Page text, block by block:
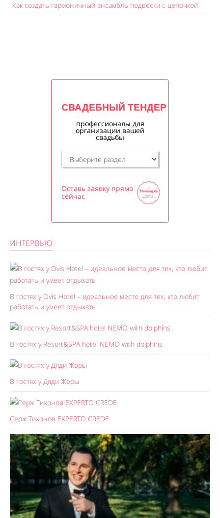
Как создать гармоничный ансамбль подвески с цепочкой
СВАДЕБНЫЙ ТЕНДЕР
профессионалы для
организации вашей
свадьбы
Оставь заявку прямо
сейчас
ИНТЕРВЬЮ
В гостях у Ovis Hotel – идеальное место для тех, кто любит
работать и умеет отдыхать
В гостях у Resort&SPA hotel NEMO with dolphins
В гостях у Дяди Жоры
Серж Тихонов EXPERTO CREDE